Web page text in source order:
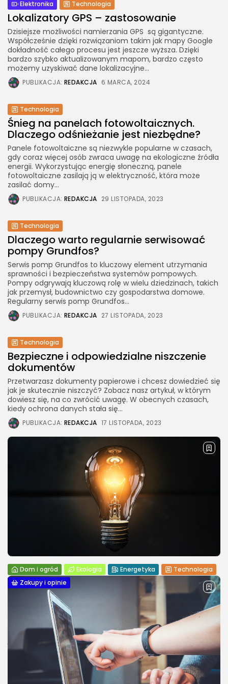
Elektronika Technologia
Lokalizatory GPS – zastosowanie
Dzisiejsze możliwości namierzania GPS są gigantyczne.
Współcześnie dzięki rozwiązaniom takim jak mapy Google
dokładność całego procesu jest jeszcze wyższa. Dzięki
bardzo szybko aktualizowanym mapom, bardzo często
możemy uzyskiwać dane lokalizacyjne...
PUBLIKACJA: REDAKCJA 6 MARCA, 2024
Technologia
Śnieg na panelach fotowoltaicznych.
Dlaczego odśnieżanie jest niezbędne?
Panele fotowoltaiczne są niezwykle popularne w czasach,
gdy coraz więcej osób zwraca uwagę na ekologiczne źródła
energii. Wykorzystując energię słoneczną, panele
fotowoltaiczne zasilają ją w elektryczność, która może
zasilać domy...
PUBLIKACJA: REDAKCJA 29 LISTOPADA, 2023
Technologia
Dlaczego warto regularnie serwisować
pompy Grundfos?
Serwis pomp Grundfos to kluczowy element utrzymania
sprawności i bezpieczeństwa systemów pompowych.
Pompy odgrywają kluczową rolę w wielu dziedzinach, takich
jak przemysł, budownictwo czy gospodarstwa domowe.
Regularny serwis pomp Grundfos...
PUBLIKACJA: REDAKCJA 27 LISTOPADA, 2023
Technologia
Bezpieczne i odpowiedzialne niszczenie
dokumentów
Przetwarzasz dokumenty papierowe i chcesz dowiedzieć się
jak je skutecznie niszczyć? Zobacz nasz artykuł, w którym
dowiesz się, na co zwrócić uwagę. W obecnych czasach,
kiedy ochrona danych stała się...
PUBLIKACJA: REDAKCJA 17 LISTOPADA, 2023
Dom i ogród Ekologia Energetyka
Technologia
Zakupy i opinie
Tradycyjne żarówki żarnikowe: Dlaczego
odchodzą do przeszłości?
Tradycyjne żarówki żarnikowe: Dlaczego odchodzą do
przeszłości? Tradycyjne żarówki żarnikowe, znane również
jako żarówki wolframowe, przez wiele lat były standardem w
większości gospodarstw domowych na całym świecie.
Wytwarzają one światło...
PUBLIKACJA: REDAKCJA 22 PAŹDZIERNIKA, 2023